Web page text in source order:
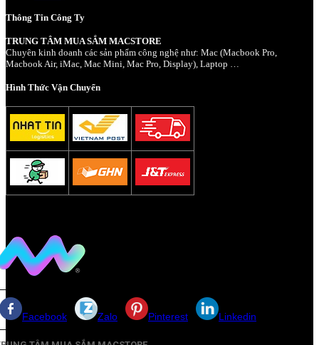
Thông Tin Công Ty
TRUNG TÂM MUA SẮM MACSTORE
Chuyên kinh doanh các sản phẩm công nghệ như: Mac (Macbook Pro,
Macbook Air, iMac, Mac Mini, Mac Pro, Display), Laptop …
Hình Thức Vận Chuyển
Facebook Zalo Pinterest Linkedin